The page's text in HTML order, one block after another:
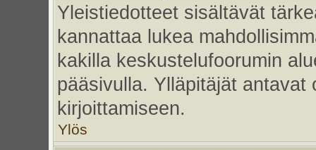
Yleistiedotteet sisältävät
kannattaa lukea
kakilla keskustelufoorumin
pääsivulla. Ylläpitäjät antavat
kirjoittamiseen.
Ylös